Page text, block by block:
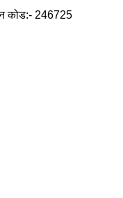
कोड:- 246725